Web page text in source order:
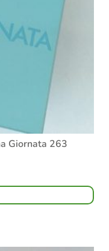
Giornata 263